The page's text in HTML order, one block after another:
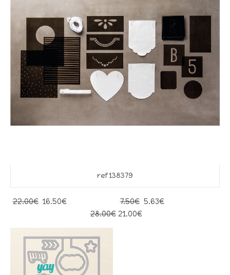
ref 138379
22.00€16.50€7.50€5.63€
28.00€21.00€